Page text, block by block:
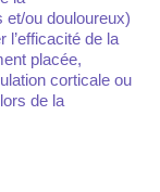
et/ou douloureux)
l’efficacité de la
placée,
corticale ou
de la